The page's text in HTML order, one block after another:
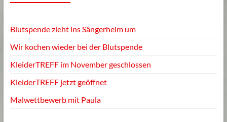
Blutspende zieht ins Sängerheim um
Wir kochen wieder bei der Blutspende
KleiderTREFF im November geschlossen
KleiderTREFF jetzt geöffnet
Malwettbewerb mit Paula